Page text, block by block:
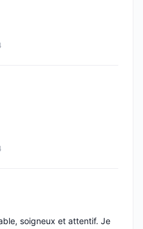
soigneux et attentif. Je